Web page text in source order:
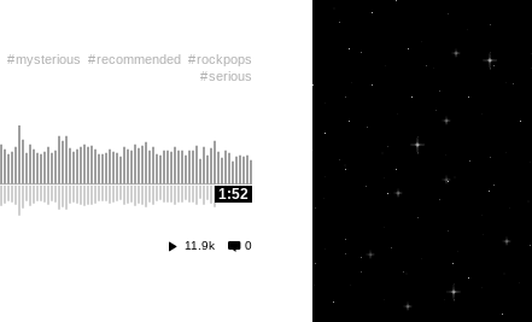
mysterious recommended
rockpops
serious
1:52
11.9k 0